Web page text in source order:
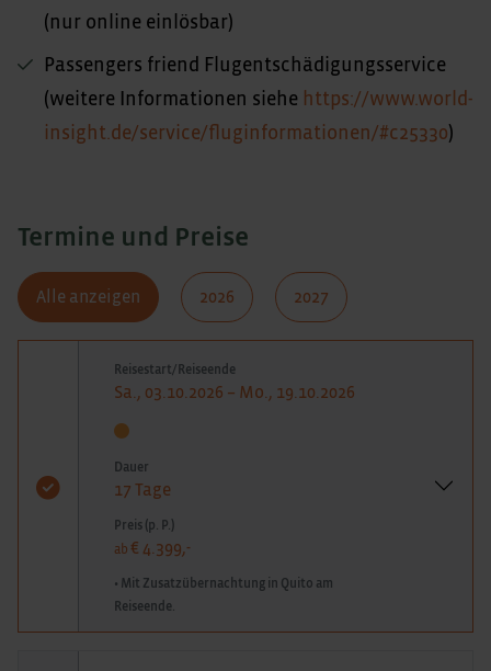
(nur online einlösbar)
Passengers friend Flugentschädigungsservice
(weitere Informationen siehe https://www.world-
insight.de/service/fluginformationen/#c25330)
Termine und Preise
Alle anzeigen 2026 2027
Reisestart/Reiseende
Sa., 03.10.2026 – Mo., 19.10.2026
Dauer
17 Tage
Preis (p. P.)
ab € 4.399,-
• Mit Zusatzübernachtung in Quito am
Reiseende.